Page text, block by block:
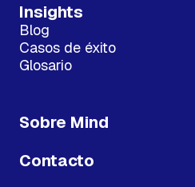
Insights
Blog
Casos de éxito
Glosario
Sobre Mind
Contacto